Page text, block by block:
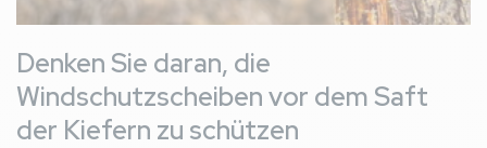
Denken Sie daran, die
Windschutzscheiben vor dem Saft
der Kiefern zu schützen